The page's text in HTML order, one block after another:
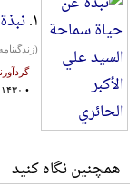
۱.
• ۱۴۳۰ق.
همچنین نگاه کنید